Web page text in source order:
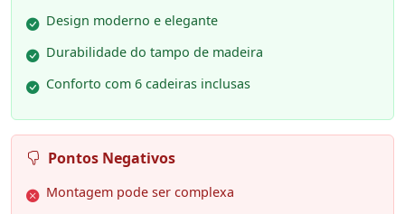
Design moderno e elegante
Durabilidade do tampo de madeira
Conforto com 6 cadeiras inclusas
Pontos Negativos
Montagem pode ser complexa